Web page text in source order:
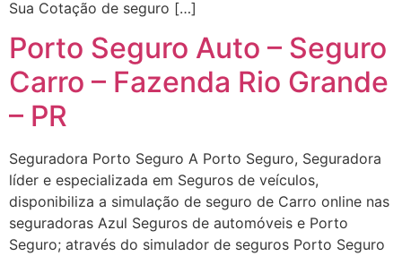
Sua Cotação de seguro […]
Porto Seguro Auto – Seguro
Carro – Fazenda Rio Grande
– PR
Seguradora Porto Seguro A Porto Seguro, Seguradora
líder e especializada em Seguros de veículos,
disponibiliza a simulação de seguro de Carro online nas
seguradoras Azul Seguros de automóveis e Porto
Seguro; através do simulador de seguros Porto Seguro